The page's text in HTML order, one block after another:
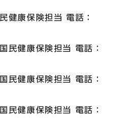
健康保険担当 電話：
民健康保険担当 電話：
民健康保険担当 電話：
民健康保険担当 電話：